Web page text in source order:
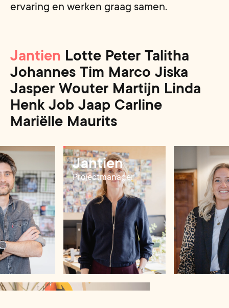
Jantien Lotte Peter Talitha
Johannes Tim Marco Jiska
Jasper Wouter Martijn Linda
Henk Job Jaap Carline
Mariëlle Maurits
ervaring en werken graag samen.
Jantien
Projectmanager